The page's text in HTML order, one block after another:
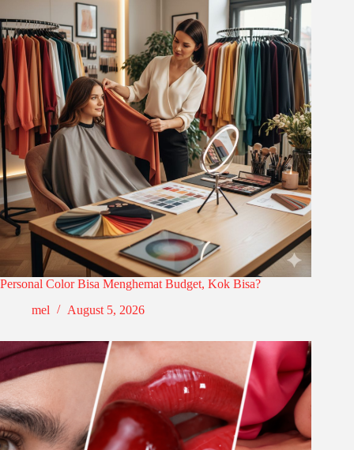
Personal Color Bisa Menghemat Budget, Kok Bisa?
mel
August 5, 2026